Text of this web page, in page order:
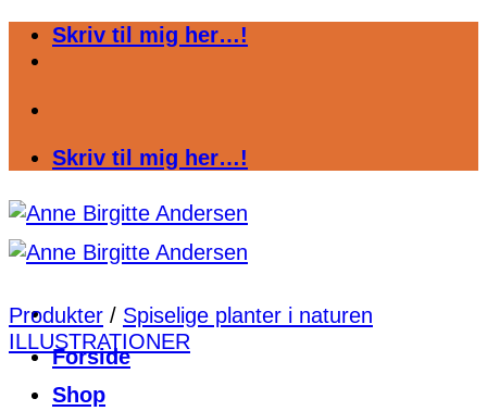
FortsætSkriv til mig her…!
Skriv til mig her…!
Forside
Shop
Produkter / Spiselige planter i naturen
ILLUSTRATIONER